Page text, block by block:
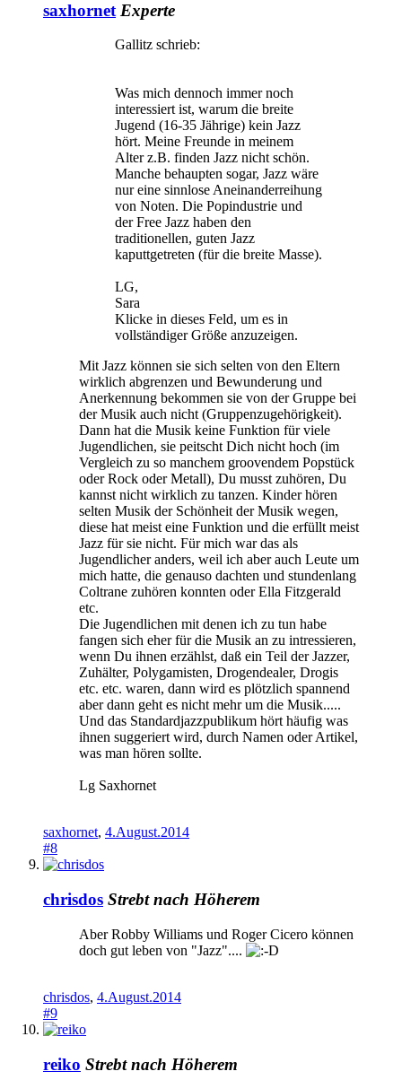
saxhornet Experte
Gallitz schrieb:
Was mich dennoch immer noch
interessiert ist, warum die breite
Jugend (16-35 Jährige) kein Jazz
hört. Meine Freunde in meinem
Alter z.B. finden Jazz nicht schön.
Manche behaupten sogar, Jazz wäre
nur eine sinnlose Aneinanderreihung
von Noten. Die Popindustrie und
der Free Jazz haben den
traditionellen, guten Jazz
kaputtgetreten (für die breite Masse).
LG,
Sara
Klicke in dieses Feld, um es in
vollständiger Größe anzuzeigen.
Mit Jazz können sie sich selten von den Eltern
wirklich abgrenzen und Bewunderung und
Anerkennung bekommen sie von der Gruppe bei
der Musik auch nicht (Gruppenzugehörigkeit).
Dann hat die Musik keine Funktion für viele
Jugendlichen, sie peitscht Dich nicht hoch (im
Vergleich zu so manchem groovendem Popstück
oder Rock oder Metall), Du musst zuhören, Du
kannst nicht wirklich zu tanzen. Kinder hören
selten Musik der Schönheit der Musik wegen,
diese hat meist eine Funktion und die erfüllt meist
Jazz für sie nicht. Für mich war das als
Jugendlicher anders, weil ich aber auch Leute um
mich hatte, die genauso dachten und stundenlang
Coltrane zuhören konnten oder Ella Fitzgerald
etc.
Die Jugendlichen mit denen ich zu tun habe
fangen sich eher für die Musik an zu intressieren,
wenn Du ihnen erzählst, daß ein Teil der Jazzer,
Zuhälter, Polygamisten, Drogendealer, Drogis
etc. etc. waren, dann wird es plötzlich spannend
aber dann geht es nicht mehr um die Musik.....
Und das Standardjazzpublikum hört häufig was
ihnen suggeriert wird, durch Namen oder Artikel,
was man hören sollte.
Lg Saxhornet
saxhornet, 4.August.2014
#8
chrisdos Strebt nach Höherem
Aber Robby Williams und Roger Cicero können
doch gut leben von "Jazz"....
chrisdos, 4.August.2014
#9
reiko Strebt nach Höherem